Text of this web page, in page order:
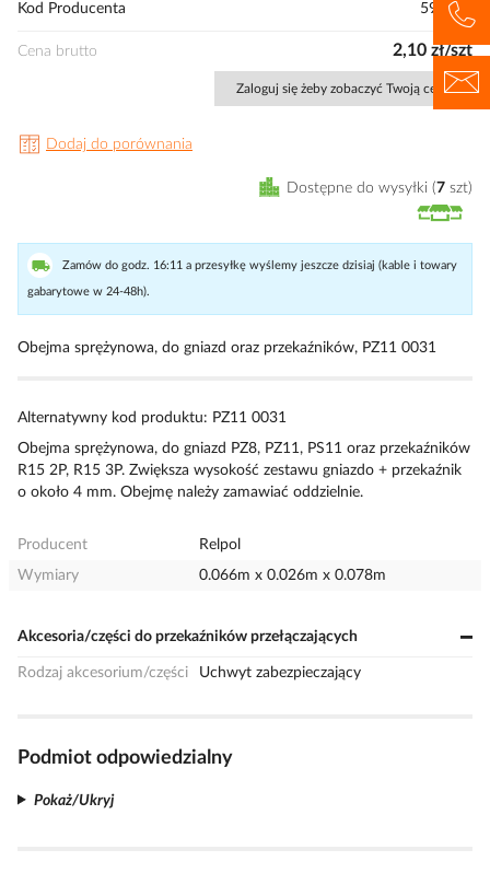
Kod Producenta
591050
Cena brutto 2,10 zł/szt
Zaloguj się żeby zobaczyć Twoją cenę
Dodaj do porównania
Dostępne do wysyłki 7 szt
Zamów do godz. 16:11 a przesyłkę wyślemy jeszcze dzisiaj (kable i towary
gabarytowe w 24-48h).
Obejma sprężynowa, do gniazd oraz przekaźników, PZ11 0031
Alternatywny kod produktu: PZ11 0031
Obejma sprężynowa, do gniazd PZ8, PZ11, PS11 oraz przekaźników
R15 2P, R15 3P. Zwiększa wysokość zestawu gniazdo + przekaźnik
o około 4 mm. Obejmę należy zamawiać oddzielnie.
Producent
Relpol
Wymiary
0.066m x 0.026m x 0.078m
Akcesoria/części do przekaźników przełączających
Rodzaj akcesorium/części Uchwyt zabezpieczający
Podmiot odpowiedzialny
Pokaż/Ukryj